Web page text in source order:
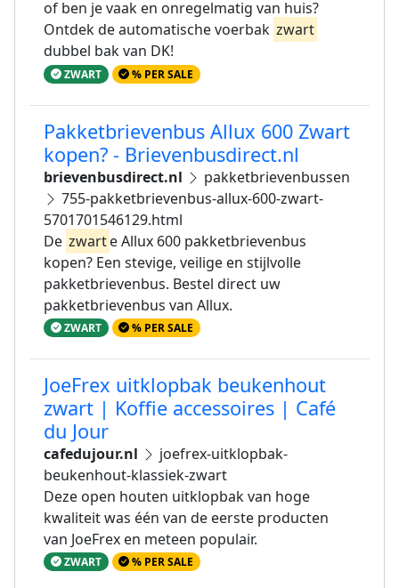
of ben je vaak en onregelmatig van huis?
Ontdek de automatische voerbak zwart
dubbel bak van DK!
ZWART % PER SALE
Pakketbrievenbus Allux 600 Zwart
kopen? - Brievenbusdirect.nl
brievenbusdirect.nl
pakketbrievenbussen
755-pakketbrievenbus-allux-600-zwart-
5701701546129.html
De zwarte Allux 600 pakketbrievenbus
kopen? Een stevige, veilige en stijlvolle
pakketbrievenbus. Bestel direct uw
pakketbrievenbus van Allux.
ZWART % PER SALE
JoeFrex uitklopbak beukenhout
zwart | Koffie accessoires | Café
du Jour
cafedujour.nl
joefrex-uitklopbak-
beukenhout-klassiek-zwart
Deze open houten uitklopbak van hoge
kwaliteit was één van de eerste producten
van JoeFrex en meteen populair.
ZWART % PER SALE